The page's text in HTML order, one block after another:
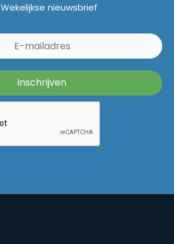
Wekelijkse nieuwsbrief